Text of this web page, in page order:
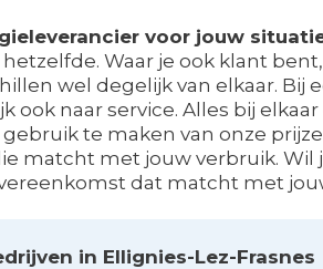
voor jouw
Waar je ook klant
wel degelijk van elkaar.
ook naar service. Alles bij
te maken van onze
matcht met jouw verbruik. Wil
dat matcht met
in Ellignies-Lez-Frasnes